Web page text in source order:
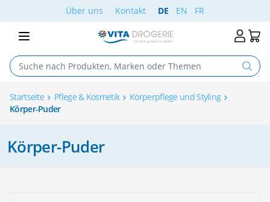
Skip to ContentÜber uns Kontakt DE EN FR
Startseite Pflege & Kosmetik
Körperpflege und Styling
Körper-Puder
Körper-Puder